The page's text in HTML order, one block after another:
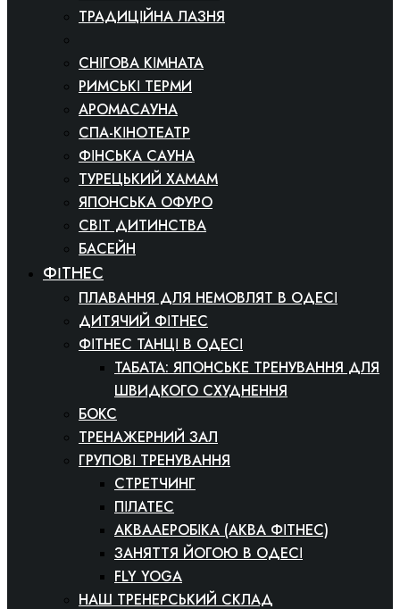
ТРАДИЦІЙНА ЛАЗНЯ
СНІГОВА КІМНАТА
РИМСЬКІ ТЕРМИ
АРОМАСАУНА
СПА-КІНОТЕАТР
ФІНСЬКА САУНА
ТУРЕЦЬКИЙ ХАМАМ
ЯПОНСЬКА ОФУРО
СВІТ ДИТИНСТВА
БАСЕЙН
ФІТНЕС
ПЛАВАННЯ ДЛЯ НЕМОВЛЯТ В ОДЕСІ
ДИТЯЧИЙ ФІТНЕС
ФІТНЕС ТАНЦІ В ОДЕСІ
ТАБАТА: ЯПОНСЬКЕ ТРЕНУВАННЯ ДЛЯ
ШВИДКОГО СХУДНЕННЯ
БОКС
ТРЕНАЖЕРНИЙ ЗАЛ
ГРУПОВІ ТРЕНУВАННЯ
СТРЕТЧИНГ
ПІЛАТЕС
АКВААЕРОБІКА (АКВА ФІТНЕС)
ЗАНЯТТЯ ЙОГОЮ В ОДЕСІ
FLY YOGA
НАШ ТРЕНЕРСЬКИЙ СКЛАД